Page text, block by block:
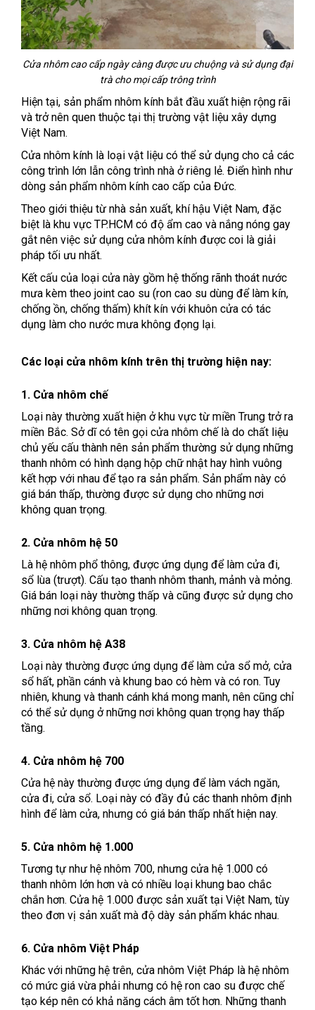
Cửa nhôm cao cấp ngày càng được ưu chuộng và sử dụng đại
trà cho mọi cấp trông trình
Hiện tại, sản phẩm nhôm kính bắt đầu xuất hiện rộng rãi
và trở nên quen thuộc tại thị trường vật liệu xây dựng
Việt Nam.
Cửa nhôm kính là loại vật liệu có thể sử dụng cho cả các
công trình lớn lẫn công trình nhà ở riêng lẻ. Điển hình như
dòng sản phẩm nhôm kính cao cấp của Đức.
Theo giới thiệu từ nhà sản xuất, khí hậu Việt Nam, đặc
biệt là khu vực TP.HCM có độ ẩm cao và nắng nóng gay
gắt nên việc sử dụng cửa nhôm kính được coi là giải
pháp tối ưu nhất.
Kết cấu của loại cửa này gồm hệ thống rãnh thoát nước
mưa kèm theo joint cao su (ron cao su dùng để làm kín,
chống ồn, chống thấm) khít kín với khuôn cửa có tác
dụng làm cho nước mưa không đọng lại.
Các loại cửa nhôm kính trên thị trường hiện nay:
1. Cửa nhôm chế
Loại này thường xuất hiện ở khu vực từ miền Trung trở ra
miền Bắc. Sở dĩ có tên gọi cửa nhôm chế là do chất liệu
chủ yếu cấu thành nên sản phẩm thường sử dụng những
thanh nhôm có hình dạng hộp chữ nhật hay hình vuông
kết hợp với nhau để tạo ra sản phẩm. Sản phẩm này có
giá bán thấp, thường được sử dụng cho những nơi
không quan trọng.
2. Cửa nhôm hệ 50
Là hệ nhôm phổ thông, được ứng dụng để làm cửa đi,
sổ lùa (trượt). Cấu tạo thanh nhôm thanh, mảnh và mỏng.
Giá bán loại này thường thấp và cũng được sử dụng cho
những nơi không quan trọng.
3. Cửa nhôm hệ A38
Loại này thường được ứng dụng để làm cửa sổ mở, cửa
sổ hất, phần cánh và khung bao có hèm và có ron. Tuy
nhiên, khung và thanh cánh khá mong manh, nên cũng chỉ
có thể sử dụng ở những nơi không quan trọng hay thấp
tầng.
4. Cửa nhôm hệ 700
Cửa hệ này thường được ứng dụng để làm vách ngăn,
cửa đi, cửa sổ. Loại này có đầy đủ các thanh nhôm định
hình để làm cửa, nhưng có giá bán thấp nhất hiện nay.
5. Cửa nhôm hệ 1.000
Tương tự như hệ nhôm 700, nhưng cửa hệ 1.000 có
thanh nhôm lớn hơn và có nhiều loại khung bao chắc
chắn hơn. Cửa hệ 1.000 được sản xuất tại Việt Nam, tùy
theo đơn vị sản xuất mà độ dày sản phẩm khác nhau.
6. Cửa nhôm Việt Pháp
Khác với những hệ trên, cửa nhôm Việt Pháp là hệ nhôm
có mức giá vừa phải nhưng có hệ ron cao su được chế
tạo kép nên có khả năng cách âm tốt hơn. Những thanh